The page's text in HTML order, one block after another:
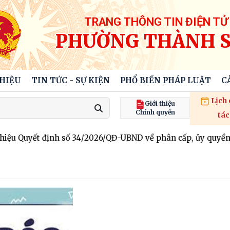
TRANG THÔNG TIN ĐIỆN TỬ
PHƯỜNG THÀNH
TIN TỨC - SỰ KIỆN PHỔ BIẾN PHÁP LUẬT
Giới thiệu
Chính quyền
Lịch
tác
định số 34/2026/QĐ-UBND về phân cấp, ủy quyền